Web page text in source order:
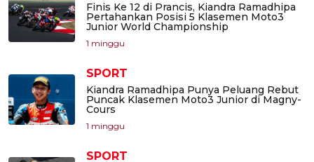
Finis Ke 12 di Prancis, Kiandra Ramadhipa
Pertahankan Posisi 5 Klasemen Moto3
Junior World Championship
1 minggu
SPORT
Kiandra Ramadhipa Punya Peluang Rebut
Puncak Klasemen Moto3 Junior di Magny-
Cours
1 minggu
SPORT